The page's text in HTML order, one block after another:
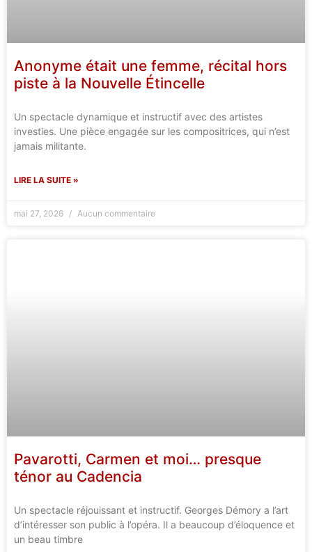
Anonyme était une femme, récital hors
piste à la Nouvelle Étincelle
Un spectacle dynamique et instructif avec des artistes
investies. Une pièce engagée sur les compositrices, qui n’est
jamais militante.
LIRE LA SUITE »
mai 27, 2026 Aucun commentaire
Pavarotti, Carmen et moi… presque
ténor au Cadencia
Un spectacle réjouissant et instructif. Georges Démory a l’art
d’intéresser son public à l’opéra. Il a beaucoup d’éloquence et
un beau timbre